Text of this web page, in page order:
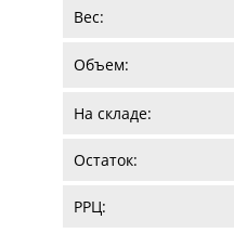
Вес:
Объем:
На складе:
Остаток:
РРЦ: